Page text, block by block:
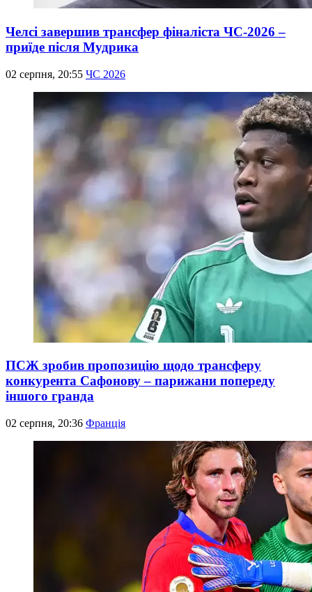
Челсі завершив трансфер фіналіста ЧС-2026 –
приїде після Мудрика
02 серпня, 20:55 ЧС 2026
ПСЖ зробив пропозицію щодо трансферу
конкурента Сафонову – парижани попереду
іншого гранда
02 серпня, 20:36 Франція